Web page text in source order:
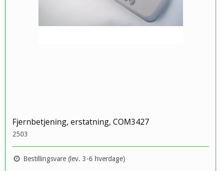
Fjernbetjening, erstatning, COM3427
2503
Bestillingsvare (lev. 3-6 hverdage)